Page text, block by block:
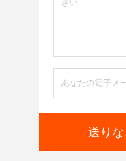
送り